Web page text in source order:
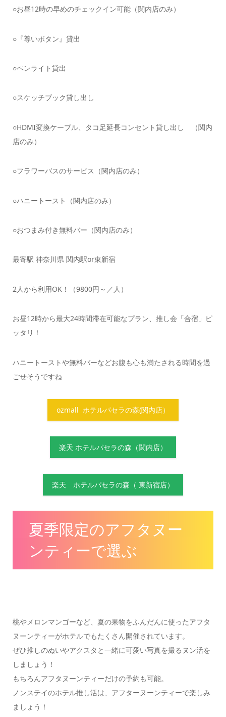
○お昼12時の早めのチェックイン可能（関内店のみ）
○『尊いボタン』貸出
○ペンライト貸出
○スケッチブック貸し出し
○HDMI変換ケーブル、タコ足延長コンセント貸し出し （関内
店のみ）
○フラワーバスのサービス（関内店のみ）
○ハニートースト（関内店のみ）
○おつまみ付き無料バー（関内店のみ）
最寄駅 ​​神奈川県 関内駅or東新宿
2人から利用OK！（9800円～／人）
お昼12時から最大24時間滞在可能なプラン、推し会「合宿」ピ
ッタリ！
ハニートーストや無料バーなどお腹も心も満たされる時間を過
ごせそうですね
ozmall ホテルパセラの森(関内店）
楽天 ホテルパセラの森（関内店）
楽天 ホテルパセラの森（ 東新宿店）
夏季限定のアフタヌー
ンティーで選ぶ
桃やメロンマンゴーなど、夏の果物をふんだんに使ったアフタ
ヌーンティーがホテルでもたくさん開催されています。
ぜひ推しのぬいやアクスタと一緒に可愛い写真を撮るヌン活を
しましょう！
もちろんアフタヌーンティーだけの予約も可能。
ノンステイのホテル推し活は、アフターヌーンティーで楽しみ
ましょう！